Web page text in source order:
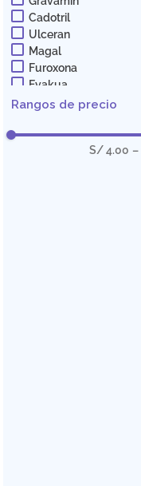
Cadotril
Ulceran
Magal
Furoxona
Evakua
Sucraxol
Laxal
Rangos de precio
S/ 4.00 –